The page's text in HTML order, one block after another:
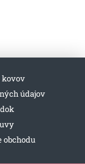
kovov
údajov
obchodu